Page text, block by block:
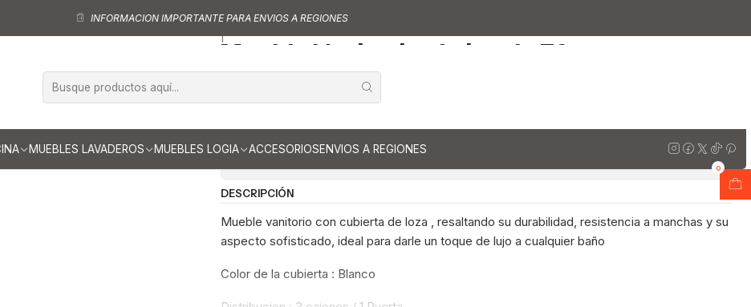
MUEBLES LAVADEROS MUEBLES LOGIA ACCESORIOSENVIOS A REGIONES
0
INFORMACION IMPORTANTE PARA ENVIOS A REGIONES
Muebles de Baño
Mueble Vanitorio al piso de 70 cm con cubierta de loza M2-701 / Negro
|
Mueble Vanitorio al piso de 70 cm con
cubierta de loza M2-701 / Negro
DESCRIPCIÓN
Mueble vanitorio con cubierta de loza , resaltando su durabilidad, resistencia a manchas y su
aspecto sofisticado, ideal para darle un toque de lujo a cualquier baño
Color de la cubierta : Blanco